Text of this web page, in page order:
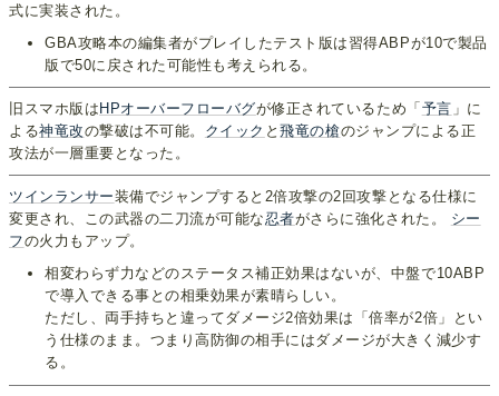
式に実装された。
GBA攻略本の編集者がプレイしたテスト版は習得ABPが10で製品
版で50に戻された可能性も考えられる。
旧スマホ版は HPオーバーフローバグが修正されているため「 予言 」に
よる神竜改の撃破は不可能。 クイック と飛竜の槍のジャンプによる正
攻法が一層重要となった。
ツインランサー装備でジャンプすると2倍攻撃の2回攻撃となる仕様に
変更され、この武器の二刀流が可能な忍者がさらに強化された。 シー
フの火力もアップ。
相変わらず力などのステータス補正効果はないが、中盤で10ABP
で導入できる事との相乗効果が素晴らしい。
ただし、両手持ちと違ってダメージ2倍効果は「倍率が2倍」とい
う仕様のまま。つまり高防御の相手にはダメージが大きく減少す
る。